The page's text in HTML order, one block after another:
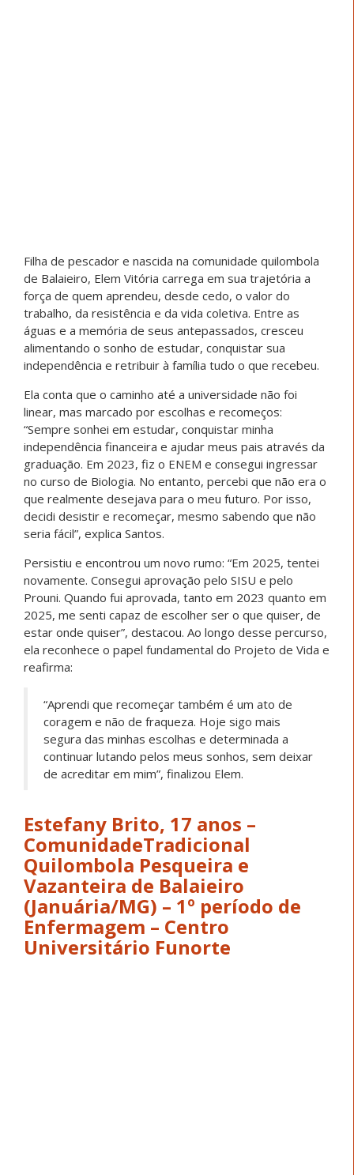
Estefany reconhece o papel coletivo na conquista do
ensino superior e destaca a importância do Projeto em
sua caminhada: “O projeto de vida vem ajudando os
jovens de comunidades pesqueiras e tradicionais a
provas e a ingressar em uma faculdade”, pondera Brito.
E reforça: “O projeto de vida me ajudou muito, creio
que não apenas eu, mas sim outros jovens que
participam, ele vem sendo muito importante para nós,
aprendendo cada vez mais”.
Com o olhar voltado para o futuro, seu sonho nasce
também da história de seus pais:
profissão exercida na área da saúde, quero
poder dar orgulho a minha família, especialmente
minha mãe e meu pai que não tiveram a
oportunidade de concluir o ensino fundamental e
o médio. Graças a Deus eu tenho essa
oportunidade e quero aproveitá-la
grandemente”, disse.
Kédila Gomes Lopes, 32 anos –
Comunidade Tradicional
Quilombola Pesqueira e
Vazanteira de Balaieiro
Pedagogia – Unopar